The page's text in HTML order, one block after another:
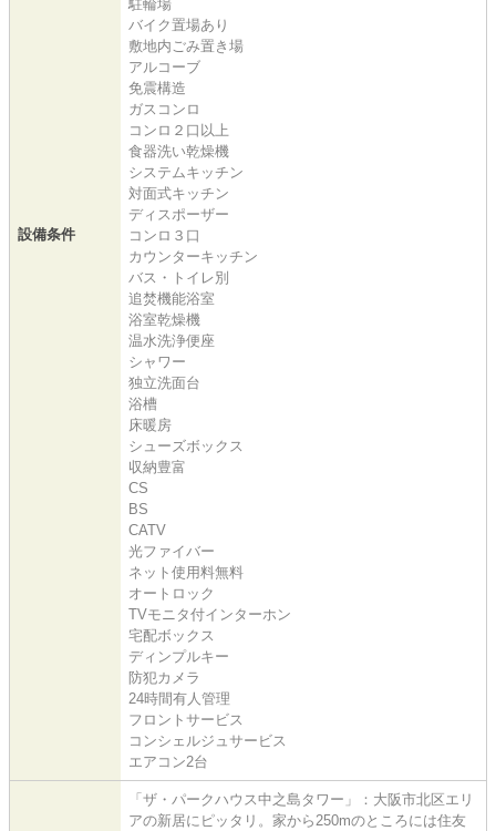
設備条件
駐輪場
バイク置場あり
敷地内ごみ置き場
アルコーブ
免震構造
ガスコンロ
コンロ２口以上
食器洗い乾燥機
システムキッチン
対面式キッチン
ディスポーザー
コンロ３口
カウンターキッチン
バス・トイレ別
追焚機能浴室
浴室乾燥機
温水洗浄便座
シャワー
独立洗面台
浴槽
床暖房
シューズボックス
収納豊富
CS
BS
CATV
光ファイバー
ネット使用料無料
オートロック
TVモニタ付インターホン
宅配ボックス
ディンプルキー
防犯カメラ
24時間有人管理
フロントサービス
コンシェルジュサービス
エアコン2台
「ザ・パークハウス中之島タワー」：大阪市北区エリ
アの新居にピッタリ。家から250mのところには住友